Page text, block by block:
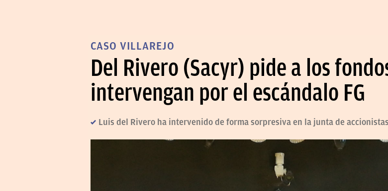
CASO VILLAREJO
Del Rivero (Sacyr) pide a los
intervengan por el escándalo FG
Luis del Rivero ha intervenido de forma sorpresiva en la junta de